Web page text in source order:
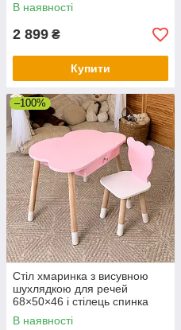
В наявності
2 899 ₴
Купити
–100%
Стіл хмаринка з висувною
шухлядкою для речей
68×50×46 і стілець спинка
медведик 26.5х26х25,
рожевий
В наявності